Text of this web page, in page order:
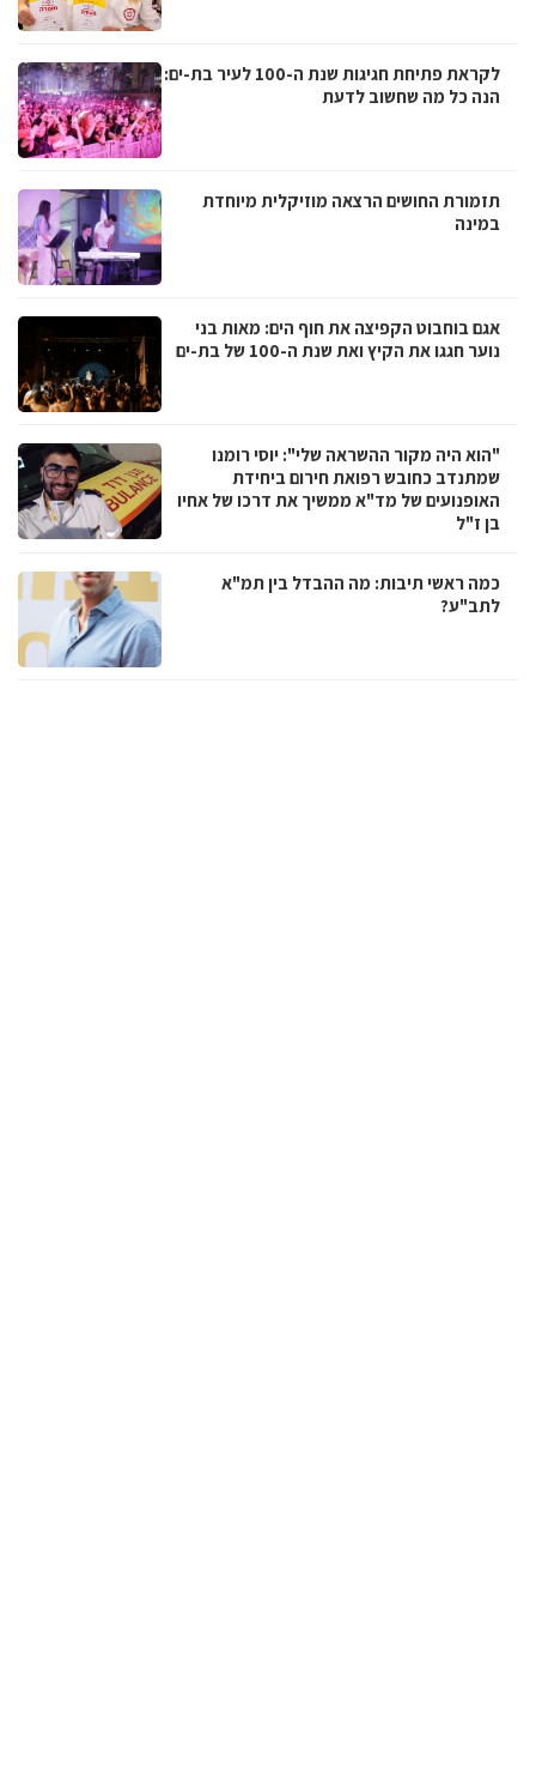
לקראת פתיחת חגיגות שנת ה-100 לעיר בת-ים:
הנה כל מה שחשוב לדעת
תזמורת החושים הרצאה מוזיקלית מיוחדת
במינה
אגם בוחבוט הקפיצה את חוף הים: מאות בני
נוער חגגו את הקיץ ואת שנת ה-100 של בת-ים
"הוא היה מקור ההשראה שלי": יוסי רומנו
שמתנדב כחובש רפואת חירום ביחידת
האופנועים של מד"א ממשיך את דרכו של אחיו
בן ז"ל
כמה ראשי תיבות: מה ההבדל בין תמ"א
לתב"ע?